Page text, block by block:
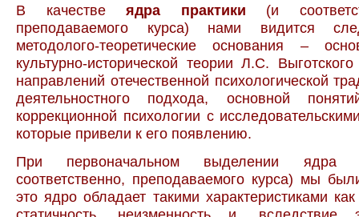
В качестве ядра практики (и
преподаваемого курса) нами видится
методолого-теоретические основания –
культурно-исторической теории Л.С.
направлений отечественной психологической
деятельностного подхода, основной
коррекционной психологии с
которые привели к его появлению.
При первоначальном выделении ядра
соответственно, преподаваемого курса) мы
это ядро обладает такими характеристиками как